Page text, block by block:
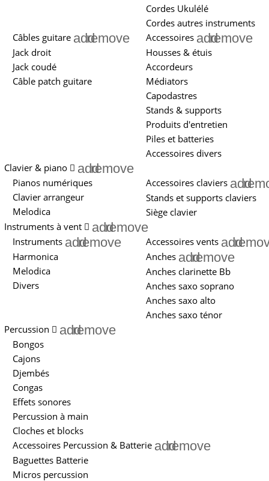
Cordes Ukulélé
Cordes autres instruments
Câbles guitare addremove
Jack droit
Jack coudé
Câble patch guitare
Accessoires addremove
Housses & étuis
Accordeurs
Médiators
Capodastres
Stands & supports
Produits d'entretien
Piles et batteries
Accessoires divers
Clavier & piano
addremove
Pianos numériques
Clavier arrangeur
Melodica
Accessoires claviers add
Stands et supports claviers
Siège clavier
Instruments à vent
addremove
Instruments addremove
Harmonica
Melodica
Divers
Accessoires vents add
Anches addremove
Anches clarinette Bb
Anches saxo soprano
Anches saxo alto
Anches saxo ténor
Percussion
addremove
Bongos
Cajons
Djembés
Congas
Effets sonores
Percussion à main
Cloches et blocks
Accessoires Percussion & Batterie addremove
Baguettes Batterie
Micros percussion